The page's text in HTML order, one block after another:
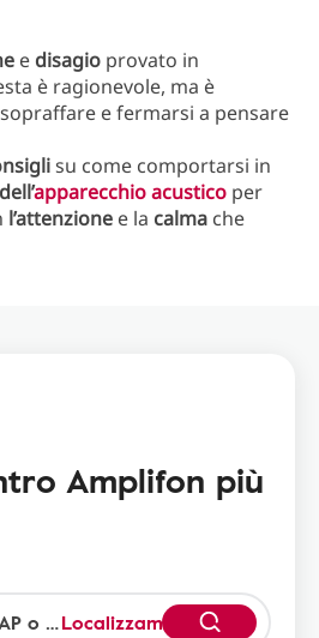
e disagio provato in
è ragionevole, ma è
e fermarsi a pensare
su come comportarsi in
apparecchio acustico per
l’attenzione e la calma che
Amplifon più
Localizzami